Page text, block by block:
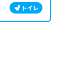
トイレ